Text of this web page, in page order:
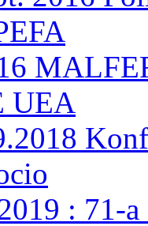
UEA
: 71-a